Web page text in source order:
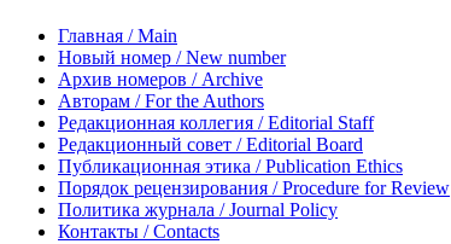
Главная / Main
Новый номер / New number
Архив номеров / Archive
Авторам / For the Authors
Редакционная коллегия / Editorial Staff
Редакционный совет / Editorial Board
Публикационная этика / Publication Ethics
Порядок рецензирования / Procedure for Review
Политика журнала / Journal Policy
Контакты / Contacts